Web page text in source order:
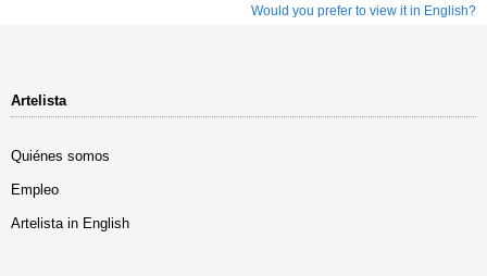
Would you prefer to view it in English?
Artelista
Quiénes somos
Empleo
Artelista in English